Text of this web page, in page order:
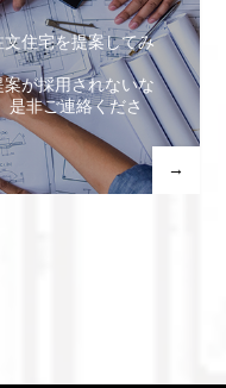
住宅を提案してみ
が採用されないな
是非ご連絡くださ
→